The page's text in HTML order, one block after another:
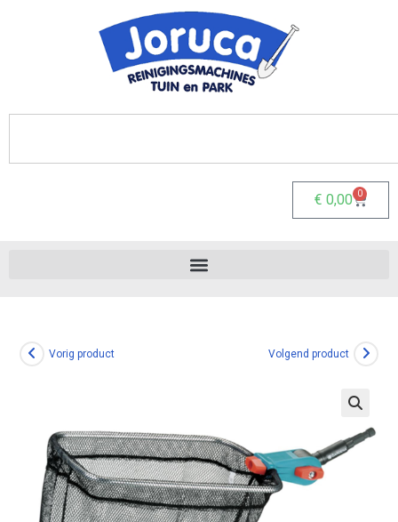
€ 0,00 0
Vorig product Volgend product